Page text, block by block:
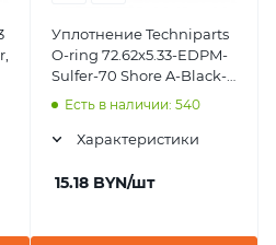
Уплотнение Techniparts
O-ring 72.62x5.33-EDPM-
Sulfer-70 Shore A-Black-
ORS147956
Есть в наличии: 540
Характеристики
15.18 BYN/шт